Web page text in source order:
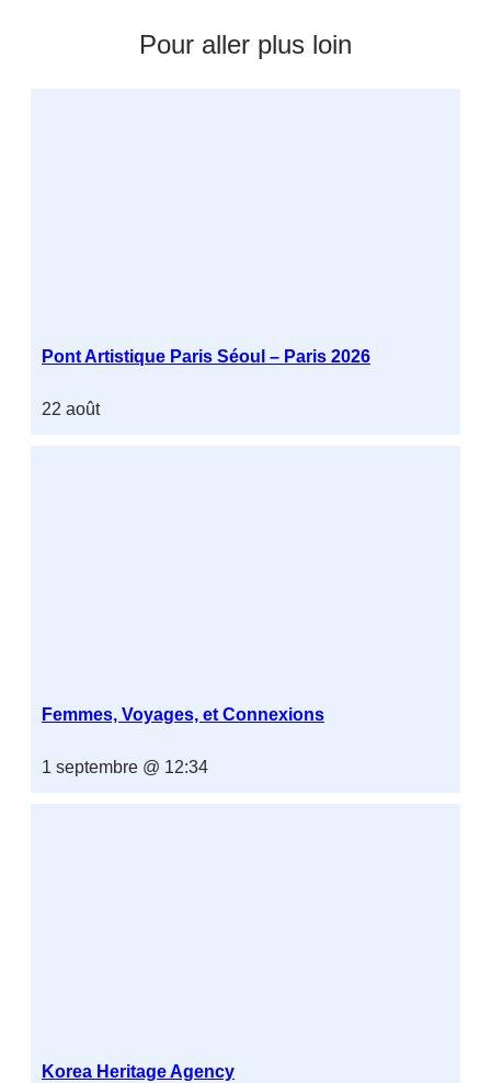
Pour aller plus loin
Pont Artistique Paris Séoul – Paris 2026
22 août
Femmes, Voyages, et Connexions
1 septembre @ 12:34
Korea Heritage Agency